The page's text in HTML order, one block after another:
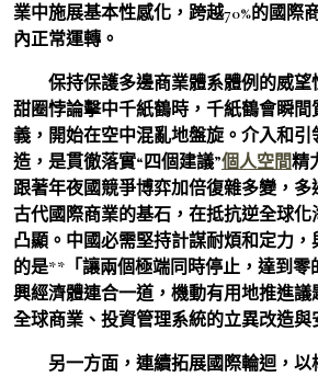
業中施展基本性感化，跨越70%的國際
內正常運轉。
保持保護多邊商業體系體例的威
甜圈悖論擊中千紙鶴時，千紙鶴會瞬
義，開始在空中混亂地盤旋。介入和
造，是貫徹落實“四個建議”個人空間精
跟著年夜國競爭博弈加倍復雜多變，
古代國際商業的基石，在抵抗逆全球
凸顯。中國必需堅持計謀耐煩和定力，
的是**「讓兩個極端同時停止，達到零
興經濟體連合一道，機動有用地推進
全球商業、投資管理系統的立異改造與
另一方面，連續拓展國際輪迴，